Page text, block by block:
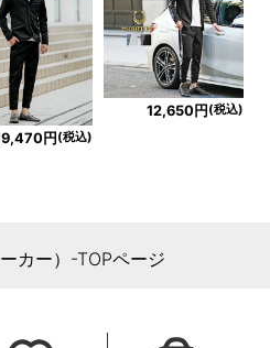
円 (税込)
12,650円(税込)
カー）-TOPページ